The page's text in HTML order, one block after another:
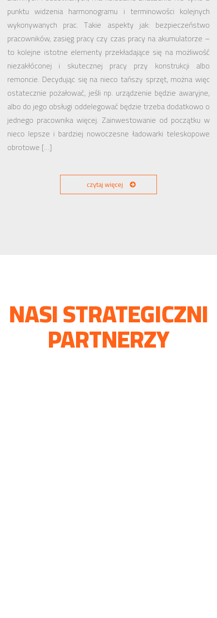
punktu widzenia harmonogramu i terminowości kolejnych
wykonywanych prac. Takie aspekty jak: bezpieczeństwo
pracowników, zasięg pracy czy czas pracy na akumulatorze –
to kolejne istotne elementy przekładające się na możliwość
niezakłóconej i skutecznej pracy przy konstrukcji albo
remoncie. Decydując się na nieco tańszy sprzęt, można więc
ostatecznie pożałować, jeśli np. urządzenie będzie awaryjne,
albo do jego obsługi oddelegować będzie trzeba dodatkowo o
jednego pracownika więcej. Zainwestowanie od początku w
nieco lepsze i bardziej nowoczesne ładowarki teleskopowe
obrotowe […]
czytaj więcej
NASI STRATEGICZNI
PARTNERZY